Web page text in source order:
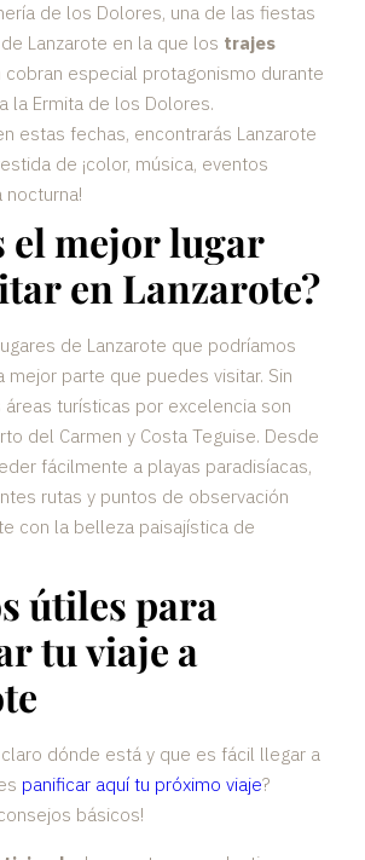
de los Dolores, una de las fiestas
Lanzarote en la que los trajes
cobran especial protagonismo durante
la Ermita de los Dolores.
estas fechas, encontrarás Lanzarote
de ¡color, música, eventos
el mejor lugar
en Lanzarote?
de Lanzarote que podríamos
mejor parte que puedes visitar. Sin
turísticas por excelencia son
del Carmen y Costa Teguise. Desde
fácilmente a playas paradisíacas,
rutas y puntos de observación
con la belleza paisajística de
útiles para
tu viaje a
dónde está y que es fácil llegar a
panificar aquí tu próximo viaje?
básicos!